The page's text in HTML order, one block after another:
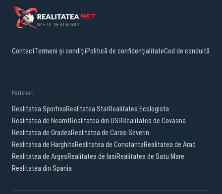
ContactTermeni și condițiiPolitică de confidențialitateCod de conduită
Parteneri:
Realitatea SportivaRealitatea StarRealitatea Ecologista
Realitatea de NeamtRealitatea din USRRealitatea de Covasna
Realitatea de OradeaRealitatea de Caras-Severin
Realitatea de HarghitaRealitatea de ConstantaRealitatea de Arad
Realitatea de ArgesRealitatea de IasiRealitatea de Satu Mare
Realitatea din Spania